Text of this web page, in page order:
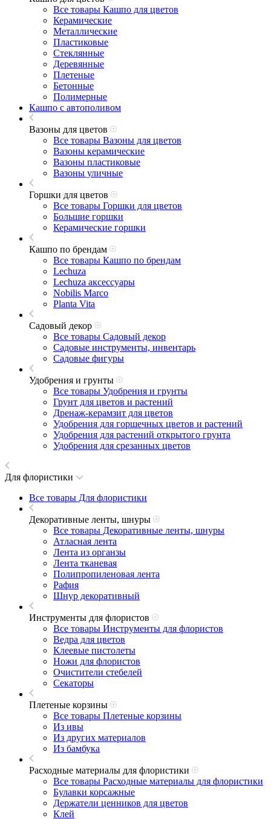
Все товары Кашпо для цветов
Керамические
Металлические
Пластиковые
Стеклянные
Деревянные
Плетеные
Бетонные
Полимерные
Кашпо с автополивом
Вазоны для цветов
Все товары Вазоны для цветов
Вазоны керамические
Вазоны пластиковые
Вазоны уличные
Горшки для цветов
Все товары Горшки для цветов
Большие горшки
Керамические горшки
Кашпо по брендам
Все товары Кашпо по брендам
Lechuza
Lechuza аксессуары
Nobilis Marco
Planta Vita
Садовый декор
Все товары Садовый декор
Садовые инструменты, инвентарь
Садовые фигуры
Удобрения и грунты
Все товары Удобрения и грунты
Грунт для цветов и растений
Дренаж-керамзит для цветов
Удобрения для горшечных цветов и растений
Удобрения для растений открытого грунта
Удобрения для срезанных цветов
Для флористики
Все товары Для флористики
Декоративные ленты, шнуры
Все товары Декоративные ленты, шнуры
Атласная лента
Лента из органзы
Лента тканевая
Полипропиленовая лента
Рафия
Шнур декоративный
Инструменты для флористов
Все товары Инструменты для флористов
Ведра для цветов
Клеевые пистолеты
Ножи для флористов
Очистители стебелей
Секаторы
Плетеные корзины
Все товары Плетеные корзины
Из ивы
Из других материалов
Из бамбука
Расходные материалы для флористики
Все товары Расходные материалы для флористики
Булавки корсажные
Держатели ценников для цветов
Клей